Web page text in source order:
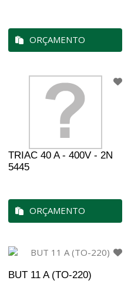
ORÇAMENTO
TRIAC 40 A - 400V - 2N
5445
ORÇAMENTO
BUT 11 A (TO-220)